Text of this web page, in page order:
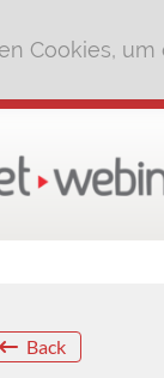
Cookies,
Back